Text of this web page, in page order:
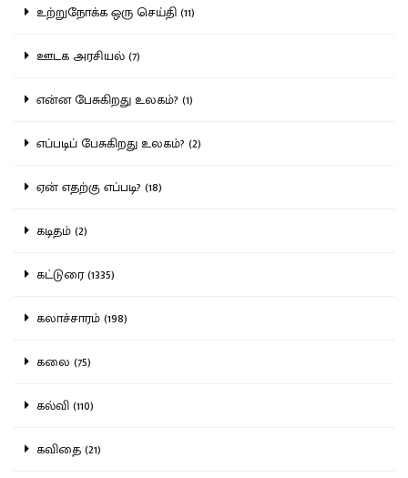
உற்றுநோக்க ஒரு செய்தி (11)
ஊடக அரசியல் (7)
என்ன பேசுகிறது உலகம்? (1)
எப்படிப் பேசுகிறது உலகம்? (2)
ஏன் எதற்கு எப்படி? (18)
கடிதம் (2)
கட்டுரை (1335)
கலாச்சாரம் (198)
கலை (75)
கல்வி (110)
கவிதை (21)